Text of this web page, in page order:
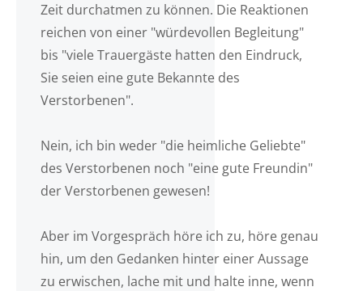
Zeit durchatmen zu können. Die Reaktionen
reichen von einer "würdevollen Begleitung"
bis "viele Trauergäste hatten den Eindruck,
Sie seien eine gute Bekannte des
Verstorbenen".
Nein, ich bin weder "die heimliche Geliebte"
des Verstorbenen noch "eine gute Freundin"
der Verstorbenen gewesen!
Aber im Vorgespräch höre ich zu, höre genau
hin, um den Gedanken hinter einer Aussage
zu erwischen, lache mit und halte inne, wenn